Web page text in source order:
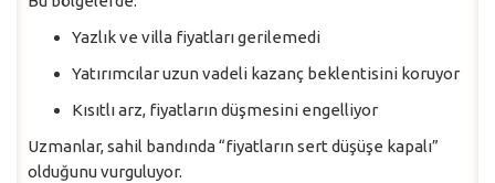
Yazlık ve villa fiyatları gerilemedi
Yatırımcılar uzun vadeli kazanç beklentisini koruyor
Kısıtlı arz, fiyatların düşmesini engelliyor
Uzmanlar, sahil bandında “fiyatların sert düşüşe kapalı”
olduğunu vurguluyor.